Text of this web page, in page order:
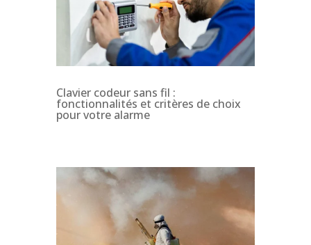
Clavier codeur sans fil :
fonctionnalités et critères de choix
pour votre alarme